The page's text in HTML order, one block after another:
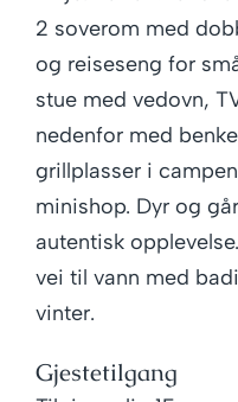
2 soverom med
og reiseseng for
stue med vedovn,
nedenfor med
grillplasser i
minishop. Dyr og
autentisk
vei til vann med
vinter.
Gjestetilgang